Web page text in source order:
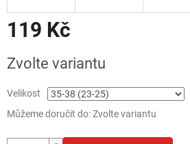
119 Kč
cena:
Zvolte variantu
Velikost
Můžeme doručit do:Zvolte variantu